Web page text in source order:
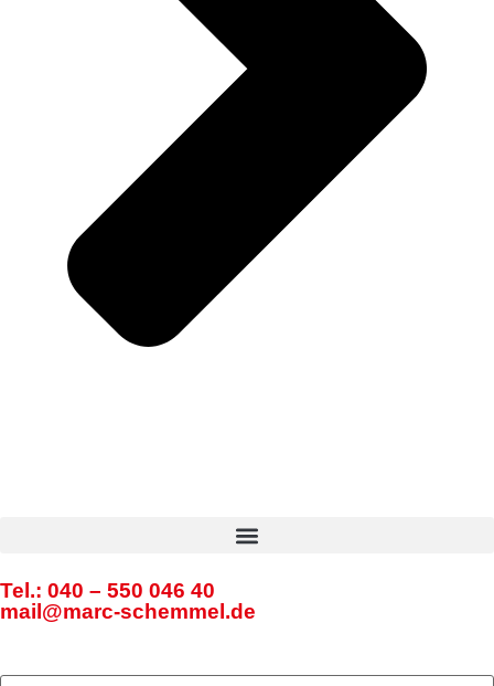
Tel.: 040 – 550 046 40
mail@marc-schemmel.de